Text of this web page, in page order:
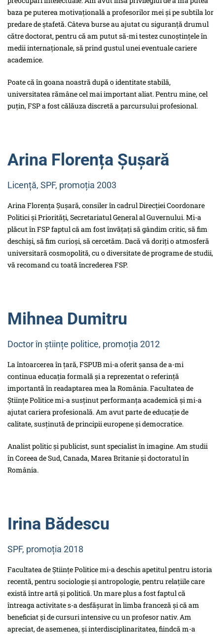
baza pe puterea motivațională a profesorilor mei și pe subtila lor
predare de ștafetă. Câteva burse au ajutat cu siguranță drumul
către doctorat, pentru că am putut să-mi testez cunoștințele în
medii internaționale, să prind gustul unei eventuale cariere
academice.
Poate că în goana noastră după o identitate stabilă,
universitatea rămâne cel mai important aliat. Pentru mine, cel
puțin, FSP a fost călăuza discretă a parcursului profesional.
Arina Florența Șușară
Licență, SPF, promoția 2003
Arina Florența Șușară, consiler în cadrul Direcției Coordonare
Politici și Priorități, Secretariatul General al Guvernului. Mi-a
plăcut în FSP faptul că am fost învățați să gândim critic, să fim
deschiși, să fim curioși, să cercetăm. Dacă vă doriți o atmosferă
universitară cosmopolită, cu o diversitate de programe de studii,
vă recomand cu toată încrederea FSP.
Mihnea Dumitru
Doctor în științe politice, promoția 2012
La întoarcerea în țară, FSPUB mi-a oferit șansa de a-mi
continua educația formală și a reprezentat o referință
importantă în readaptarea mea la România. Facultatea de
Științe Politice mi-a susținut performanța academică și mi-a
ajutat cariera profesională. Am avut parte de educație de
calitate, susținută de principii europene și democratice.
Analist politic și publicist, sunt specialist în imagine. Am studii
în Coreea de Sud, Canada, Marea Britanie și doctoratul în
România.
Irina Bădescu
SPF, promoția 2018
Facultatea de Științe Politice mi-a deschis apetitul pentru istoria
recentă, pentru sociologie și antropologie, pentru relațiile care
există între artă și politică. Un mare plus a fost faptul că
întreaga activitate s-a desfășurat în limba franceză și că am
beneficiat și de cursuri intensive cu un profesor nativ. Am
apreciat, de asemenea, și interdisciplinaritatea, fiindcă m-a